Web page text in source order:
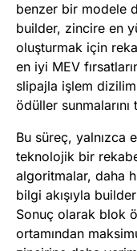
benzer bir modele
builder, zincire en
oluşturmak için
en iyi MEV
slipajla işlem
ödüller
Bu süreç, yalnızca
teknolojik bir
algoritmalar, daha
bilgi akışıyla
Sonuç olarak blok
ortamından